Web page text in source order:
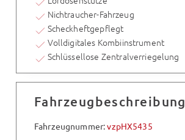
Nichtraucher-Fahrzeug
Scheckheftgepflegt
Volldigitales Kombiinstrument
Schlüssellose Zentralverriegelung
Fahrzeugbeschreibung
Fahrzeugnummer:vzpHX5435